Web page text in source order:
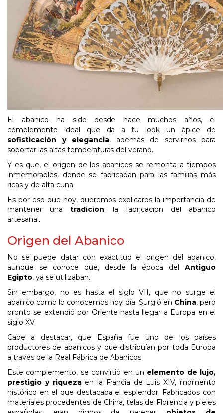
El abanico ha sido desde hace muchos años, el
complemento ideal que da a tu look un ápice de
sofisticación y elegancia, además de servirnos para
soportar las altas temperaturas del verano.
Y es que, el origen de los abanicos se remonta a tiempos
inmemorables, donde se fabricaban para las familias más
ricas y de alta cuna.
Es por eso que hoy, queremos explicaros la importancia de
mantener una tradición: la fabricación del abanico
artesanal.
Origen del Abanico
No se puede datar con exactitud el origen del abanico,
aunque se conoce que, desde la época del Antiguo
Egipto, ya se utilizaban.
Sin embargo, no es hasta el siglo VII, que no surge el
abanico como lo conocemos hoy día. Surgió en China, pero
pronto se extendió por Oriente hasta llegar a Europa en el
siglo XV.
Cabe a destacar, que España fue uno de los países
productores de abanicos y que distribuían por toda Europa
a través de la Real Fábrica de Abanicos.
Este complemento, se convirtió en un elemento de lujo,
prestigio y riquezaen la Francia de Luis XIV, momento
histórico en el que destacaba el esplendor. Fabricados con
materiales procedentes de China, telas de Florencia y pieles